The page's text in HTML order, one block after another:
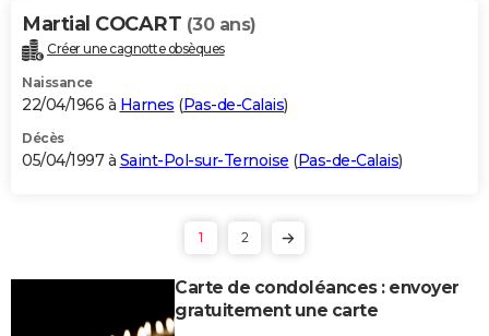
Martial COCART (30 ans)
Créer une cagnotte obsèques
Naissance
22/04/1966 à Harnes (Pas-de-Calais)
Décès
05/04/1997 à Saint-Pol-sur-Ternoise (Pas-de-Calais)
1 2
Carte de condoléances : envoyer
gratuitement une carte